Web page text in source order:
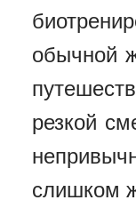
обычной
резкой
слишком